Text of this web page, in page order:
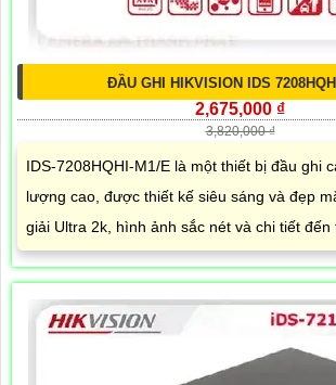
ĐẦU GHI HIKVISION IDS
2,675,000 ₫
3,820,000 ₫
IDS-7208HQHI-M1/E là một thiết bị đầu ghi
lượng cao, được thiết kế siêu sáng và đẹp
giải Ultra 2k, hình ảnh sắc nét và chi tiết đến